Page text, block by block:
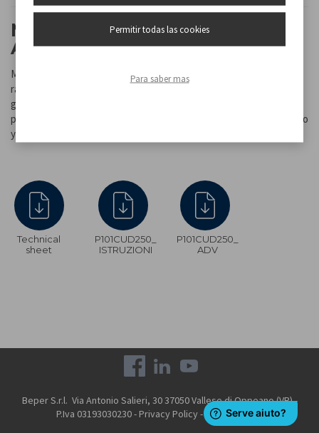
MÁQUINA DE ALGODÓN DE
AZÚCAR
Máquina para hacer algodón de azúcar en casa de forma fácil y
rápida haciendo aún más especial cada fiesta. Funciona con azúcar
granulada blanca o de color. Recipiente con un diámetro de 30cm y
protectores de ventanas extraíbles y lavables. Botón de encendido
y patas antideslizantes estables con ventosa. Cuchara incluida.
Technical
sheet
P101CUD250_
ISTRUZIONI
P101CUD250_
ADV
Beper S.r.l. Via Antonio Salieri, 30 37050 Vallese di Oppeano (VR) -
P.Iva 03193030230 - Privacy Policy- Cookie Policy
Permitir todas las cookies
Para saber mas